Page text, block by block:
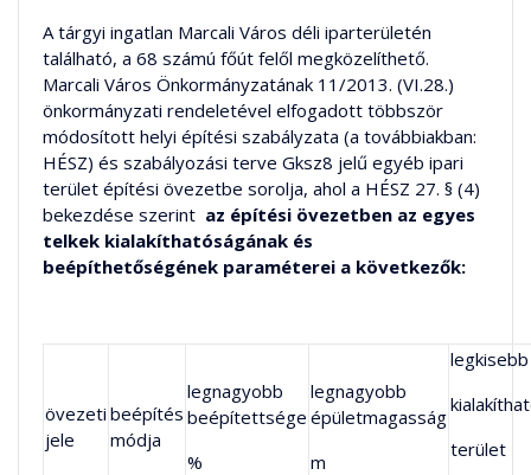
A tárgyi ingatlan Marcali Város déli iparterületén
található, a 68 számú főút felől megközelíthető.
Marcali Város Önkormányzatának 11/2013. (VI.28.)
önkormányzati rendeletével elfogadott többször
módosított helyi építési szabályzata (a továbbiakban:
HÉSZ) és szabályozási terve Gksz8 jelű egyéb ipari
terület építési övezetbe sorolja, ahol a HÉSZ 27. § (4)
bekezdése szerint az építési övezetben az egyes
telkek kialakíthatóságának és
beépíthetőségének paraméterei a következők:
övezeti
jele
beépítés
módja
legnagyobb
beépítettsége
%
legnagyobb
épületmagasság
m
legkisebb
terület